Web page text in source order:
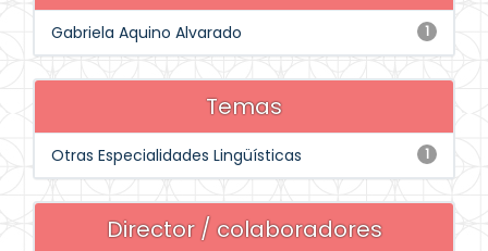
1
Gabriela Aquino Alvarado
Temas
1
Otras Especialidades Lingüísticas
Director / colaboradores